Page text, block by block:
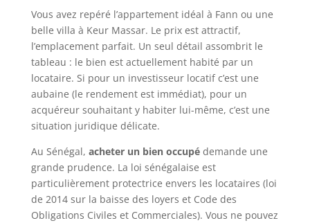
Vous avez repéré l’appartement idéal à Fann ou une
belle villa à Keur Massar. Le prix est attractif,
l’emplacement parfait. Un seul détail assombrit le
tableau : le bien est actuellement habité par un
locataire. Si pour un investisseur locatif c’est une
aubaine (le rendement est immédiat), pour un
acquéreur souhaitant y habiter lui-même, c’est une
situation juridique délicate.
Au Sénégal, acheter un bien occupédemande une
grande prudence. La loi sénégalaise est
particulièrement protectrice envers les locataires (loi
de 2014 sur la baisse des loyers et Code des
Obligations Civiles et Commerciales). Vous ne pouvez